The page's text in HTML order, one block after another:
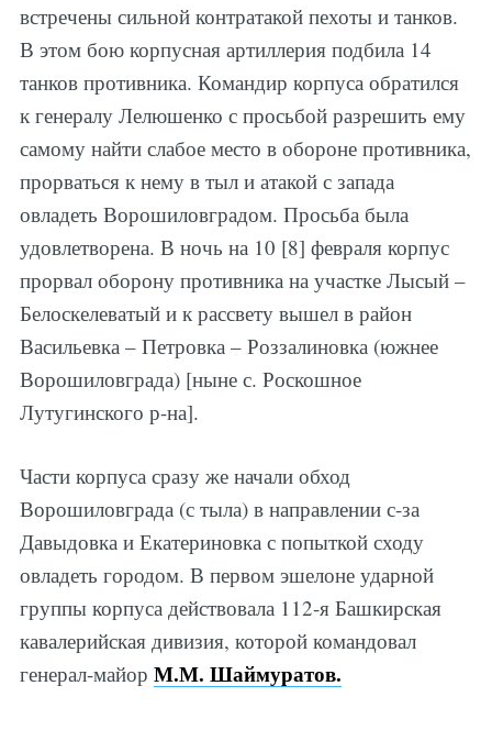
встречены сильной контратакой пехоты и танков.
В этом бою корпусная артиллерия подбила 14
танков противника. Командир корпуса обратился
к генералу Лелюшенко с просьбой разрешить ему
самому найти слабое место в обороне противника,
прорваться к нему в тыл и атакой с запада
овладеть Ворошиловградом. Просьба была
удовлетворена. В ночь на 10 [8] февраля корпус
прорвал оборону противника на участке Лысый –
Белоскелеватый и к рассвету вышел в район
Васильевка – Петровка – Роззалиновка (южнее
Ворошиловграда) [ныне с. Роскошное
Лутугинского р-на].
Части корпуса сразу же начали обход
Ворошиловграда (с тыла) в направлении с-за
Давыдовка и Екатериновка с попыткой сходу
овладеть городом. В первом эшелоне ударной
группы корпуса действовала 112-я Башкирская
кавалерийская дивизия, которой командовал
генерал-майор М.М. Шаймуратов.